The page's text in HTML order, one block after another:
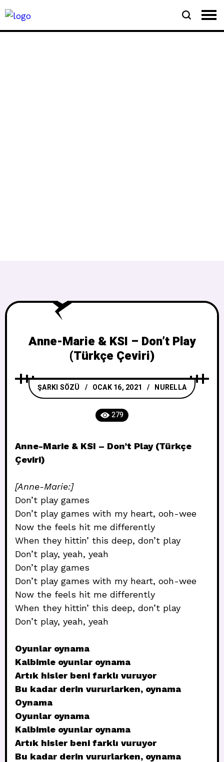
Anne-Marie & KSI – Don’t Play
(Türkçe Çeviri)
ŞARKI SÖZÜ OCAK 16, 2021 NURELLA
279
Anne-Marie & KSI – Don’t Play (Türkçe
Çeviri)
[Anne-Marie:]
Don’t play games
Don’t play games with my heart, ooh-wee
Now the feels hit me differently
When they hittin’ this deep, don’t play
Don’t play, yeah, yeah
Don’t play games
Don’t play games with my heart, ooh-wee
Now the feels hit me differently
When they hittin’ this deep, don’t play
Don’t play, yeah, yeah
Oyunlar oynama
Kalbimle oyunlar oynama
Artık hisler beni farklı vuruyor
Bu kadar derin vururlarken, oynama
Oynama
Oyunlar oynama
Kalbimle oyunlar oynama
Artık hisler beni farklı vuruyor
Bu kadar derin vururlarken, oynama